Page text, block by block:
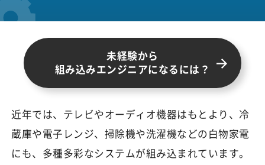
未経験から
組み込みエンジニアになるには？
近年では、テレビやオーディオ機器はもとより、冷
蔵庫や電子レンジ、掃除機や洗濯機などの白物家電
にも、多種多彩なシステムが組み込まれています。